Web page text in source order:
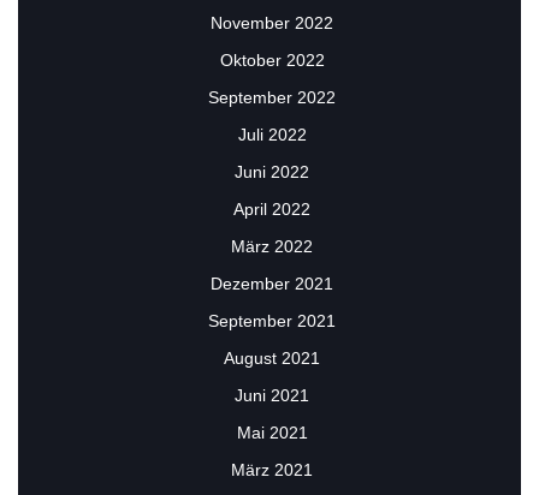
November 2022
Oktober 2022
September 2022
Juli 2022
Juni 2022
April 2022
März 2022
Dezember 2021
September 2021
August 2021
Juni 2021
Mai 2021
März 2021